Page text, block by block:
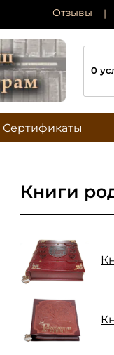
Отзывы
0
Сертификаты
Книги